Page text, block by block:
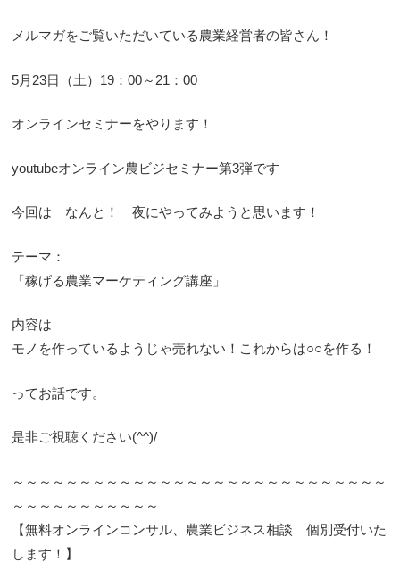
メルマガをご覧いただいている農業経営者の皆さん！
5月23日（土）19：00～21：00
オンラインセミナーをやります！
youtubeオンライン農ビジセミナー第3弾です
今回は なんと！ 夜にやってみようと思います！
テーマ：
「稼げる農業マーケティング講座」
内容は
モノを作っているようじゃ売れない！これからは○○を作る！
ってお話です。
是非ご視聴ください(^^)/
～～～～～～～～～～～～～～～～～～～～～～～～～～～～
～～～～～～～～～～～
【無料オンラインコンサル、農業ビジネス相談 個別受付いた
します！】